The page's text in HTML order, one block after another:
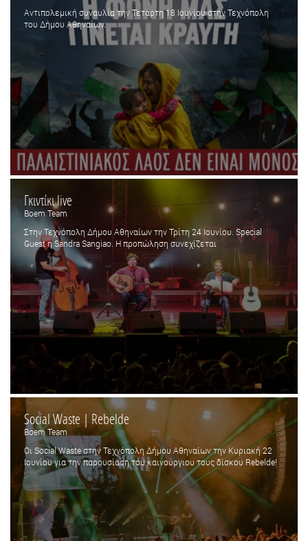
Αντιπολεμική συναυλία την Τετάρτη 18 Ιουνίου στην Τεχνόπολη
του Δήμου Αθηναίων.
Γκιντίκι live
Boem Team
Στην Τεχνόπολη Δήμου Αθηναίων την Τρίτη 24 Ιουνίου. Special
Guest η Sandra Sangiao. Η προπώληση συνεχίζεται
Social Waste | Rebelde
Boem Team
Οι Social Waste στην Τεχνόπολη Δήμου Αθηναίων την Κυριακή 22
Ιουνίου για την παρουσίαση του καινούργιου τους δίσκου Rebelde!